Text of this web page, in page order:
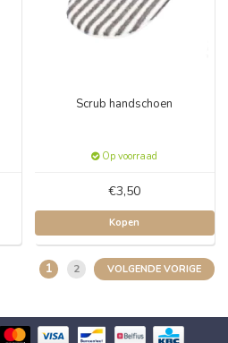
Scrub handschoen
Op voorraad
€3,50
Kopen
1 2 VOLGENDE VORIGE